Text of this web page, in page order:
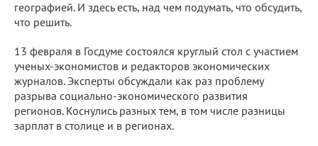
географией. И здесь есть, над чем подумать, что обсудить,
что решить.
13 февраля в Госдуме состоялся круглый стол с участием
ученых-экономистов и редакторов экономических
журналов. Эксперты обсуждали как раз проблему
разрыва социально-экономического развития
регионов. Коснулись разных тем, в том числе разницы
зарплат в столице и в регионах.